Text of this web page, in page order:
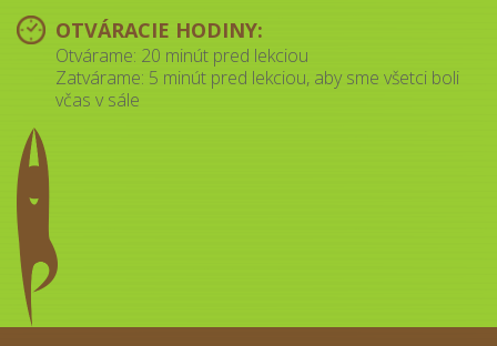
OTVÁRACIE HODINY:
Otvárame: 20 minút pred lekciou
Zatvárame: 5 minút pred lekciou, aby sme všetci boli
včas v sále